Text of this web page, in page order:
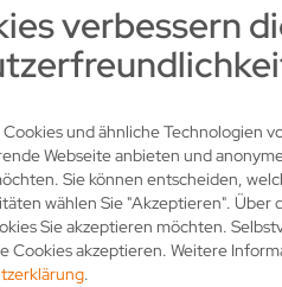
verbessern
und ähnliche Technologien
Webseite anbieten und
Sie können entscheiden,
wählen Sie "Akzeptieren". Über
Sie akzeptieren möchten.
Cookies akzeptieren. Weitere
.